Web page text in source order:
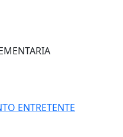
ENTRETENTE